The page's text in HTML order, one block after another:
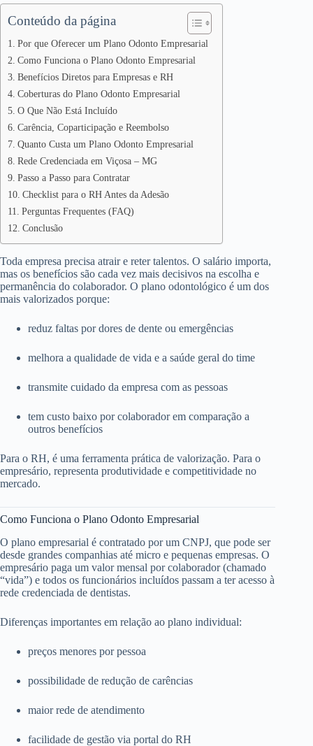
Conteúdo da página
Por que Oferecer um Plano Odonto Empresarial
Como Funciona o Plano Odonto Empresarial
Benefícios Diretos para Empresas e RH
Coberturas do Plano Odonto Empresarial
O Que Não Está Incluído
Carência, Coparticipação e Reembolso
Quanto Custa um Plano Odonto Empresarial
Rede Credenciada em Viçosa – MG
Passo a Passo para Contratar
Checklist para o RH Antes da Adesão
Perguntas Frequentes (FAQ)
Conclusão
Toda empresa precisa atrair e reter talentos. O salário importa,
mas os benefícios são cada vez mais decisivos na escolha e
permanência do colaborador. O plano odontológico é um dos
mais valorizados porque:
reduz faltas por dores de dente ou emergências
melhora a qualidade de vida e a saúde geral do time
transmite cuidado da empresa com as pessoas
tem custo baixo por colaborador em comparação a
outros benefícios
Para o RH, é uma ferramenta prática de valorização. Para o
empresário, representa produtividade e competitividade no
mercado.
Como Funciona o Plano Odonto Empresarial
O plano empresarial é contratado por um CNPJ, que pode ser
desde grandes companhias até micro e pequenas empresas. O
empresário paga um valor mensal por colaborador (chamado
“vida”) e todos os funcionários incluídos passam a ter acesso à
rede credenciada de dentistas.
Diferenças importantes em relação ao plano individual:
preços menores por pessoa
possibilidade de redução de carências
maior rede de atendimento
facilidade de gestão via portal do RH